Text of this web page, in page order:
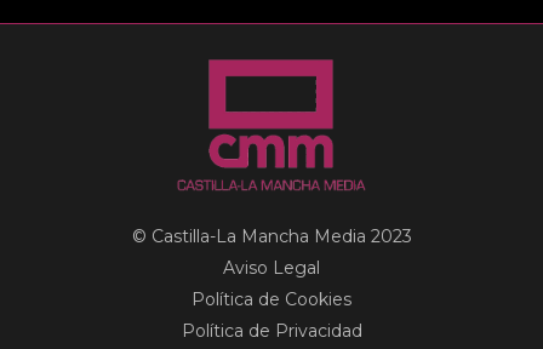
© Castilla-La Mancha Media 2023
Aviso Legal
Política de Cookies
Política de Privacidad